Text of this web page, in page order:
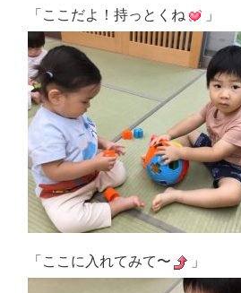
「ここだよ！持っとくね 」
「ここに入れてみて〜 」